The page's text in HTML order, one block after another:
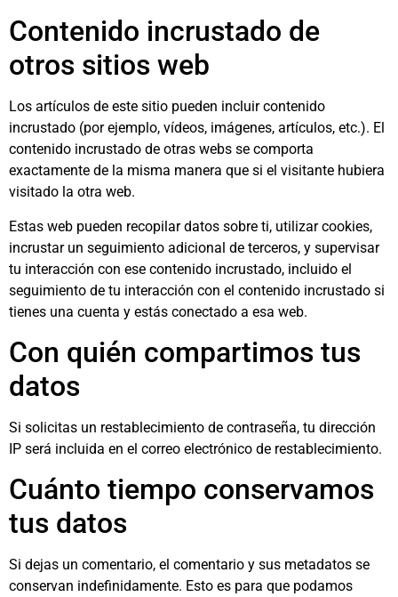
Contenido incrustado de
otros sitios web
Los artículos de este sitio pueden incluir contenido
incrustado (por ejemplo, vídeos, imágenes, artículos, etc.). El
contenido incrustado de otras webs se comporta
exactamente de la misma manera que si el visitante hubiera
visitado la otra web.
Estas web pueden recopilar datos sobre ti, utilizar cookies,
incrustar un seguimiento adicional de terceros, y supervisar
tu interacción con ese contenido incrustado, incluido el
seguimiento de tu interacción con el contenido incrustado si
tienes una cuenta y estás conectado a esa web.
Con quién compartimos tus
datos
Si solicitas un restablecimiento de contraseña, tu dirección
IP será incluida en el correo electrónico de restablecimiento.
Cuánto tiempo conservamos
tus datos
Si dejas un comentario, el comentario y sus metadatos se
conservan indefinidamente. Esto es para que podamos